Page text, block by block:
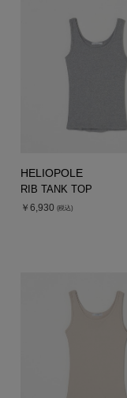
HELIOPOLE
RIB TANK TOP
￥6,930 (税込)